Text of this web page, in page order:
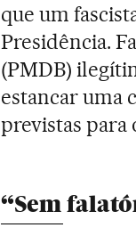
que um
Presidência.
(PMDB)
estancar uma
previstas para
“Sem